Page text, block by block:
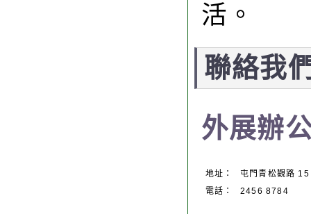
活。
聯絡我
外展辦
地址：
屯門青松觀路
電話：
2456 8784